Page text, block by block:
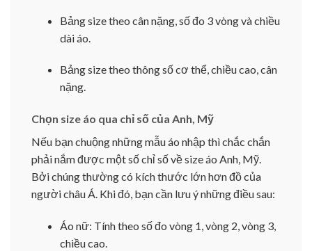
Bảng size theo cân nặng, số đo 3 vòng và chiều
dài áo.
Bảng size theo thông số cơ thể, chiều cao, cân
nặng.
Chọn size áo qua chỉ số của Anh, Mỹ
Nếu bạn chuộng những mẫu áo nhập thì chắc chắn
phải nắm được một số chỉ số về size áo Anh, Mỹ.
Bởi chúng thường có kích thước lớn hơn đồ của
người châu Á. Khi đó, bạn cần lưu ý những điều sau:
Áo nữ: Tính theo số đo vòng 1, vòng 2, vòng 3,
chiều cao.